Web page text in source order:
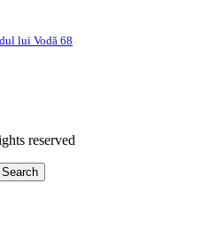
lui Vodă 68
reserved
Search